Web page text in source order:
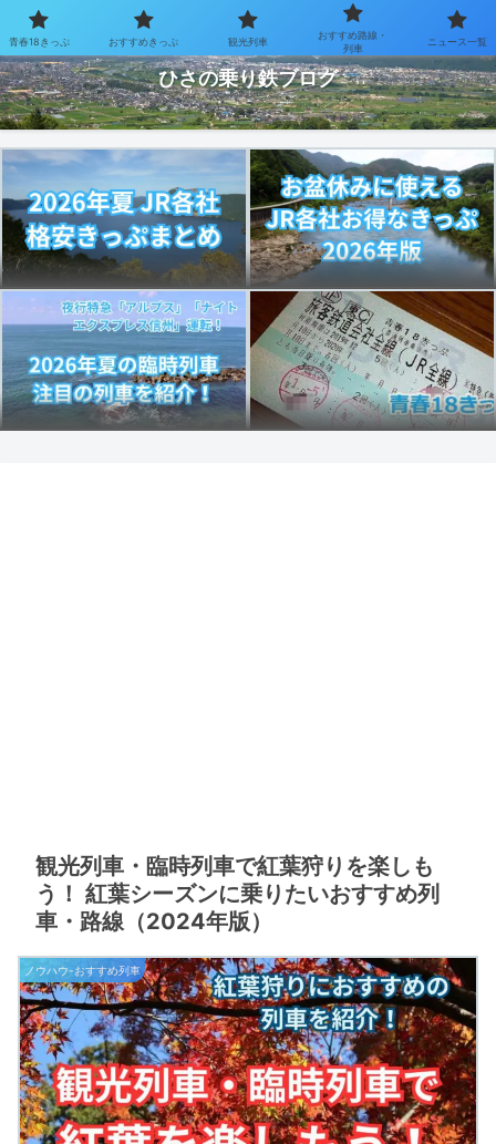
お得なきっぷで乗り鉄を楽しむブログ
ひさの乗り鉄ブログ
観光列車・臨時列車で紅葉狩りを楽しも
う！ 紅葉シーズンに乗りたいおすすめ列
車・路線（2024年版）
ノウハウ-おすすめ列車
青春18きっぷ おすすめきっぷ 観光列車
おすすめ路線・
列車
ニュース一覧